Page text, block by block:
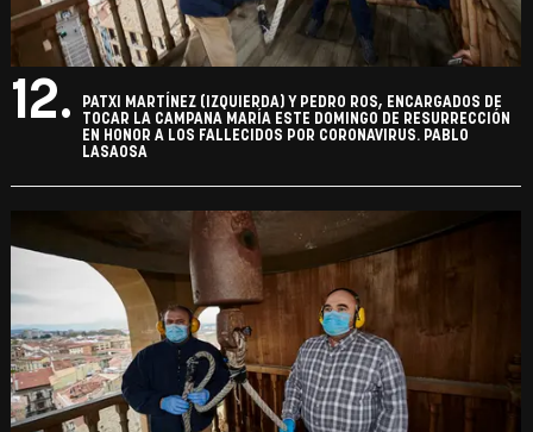
12.
PATXI MARTÍNEZ (IZQUIERDA) Y PEDRO ROS, ENCARGADOS DE
TOCAR LA CAMPANA MARÍA ESTE DOMINGO DE RESURRECCIÓN
EN HONOR A LOS FALLECIDOS POR CORONAVIRUS. PABLO
LASAOSA